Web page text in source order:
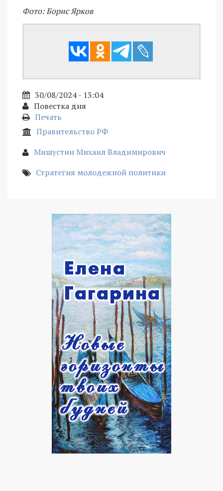
Фото: Борис Ярков
30/08/2024 - 13:04
Повестка дня
Печать
Правительство РФ
Мишустин Михаил Владимирович
Стратегия молодежной политики